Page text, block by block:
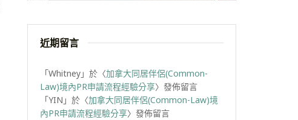
近期留言
「Whitney 」於〈加拿大同居伴侶(Common-
Law)境內PR申請流程經驗分享〉發佈留言
「YIN 」於〈加拿大同居伴侶(Common-Law)境
內PR申請流程經驗分享〉發佈留言